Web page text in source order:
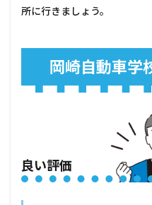
所に行きましょう。
岡崎自動車学
良い評価